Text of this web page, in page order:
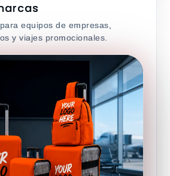
equipos de empresas,
y viajes promocionales.